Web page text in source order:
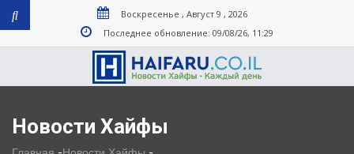
Воскресенье , Август 9 , 2026
Последнее обновление: 09/08/26, 11:29
Новости Хайфы